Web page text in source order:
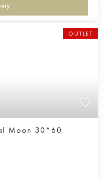
OUTLET
Moon 30*60